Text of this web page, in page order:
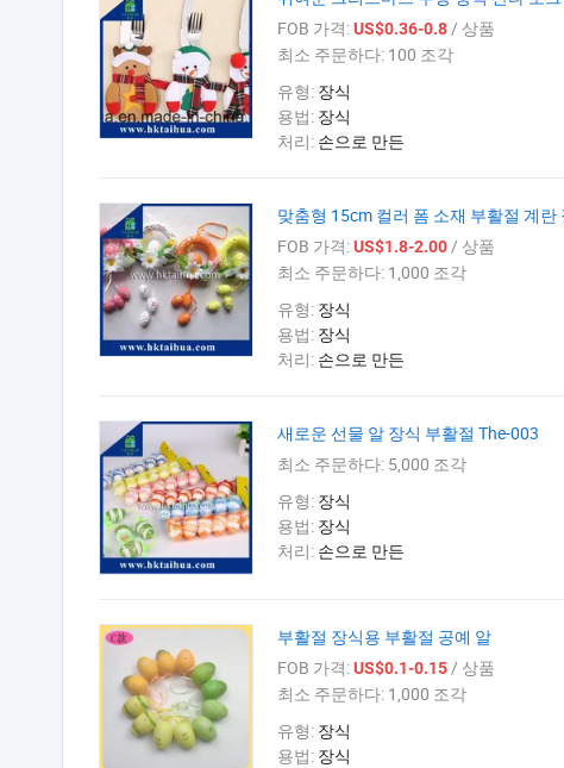
FOB 가격:US$0.36-0.8/ 상품
최소 주문하다: 100 조각
유형: 장식
용법: 장식
처리: 손으로 만든
맞춤형 15cm 컬러 폼 소재 부활절 계란
FOB 가격:US$1.8-2.00/ 상품
최소 주문하다: 1,000 조각
유형: 장식
용법: 장식
처리: 손으로 만든
새로운 선물 알 장식 부활절 The-003
최소 주문하다: 5,000 조각
유형: 장식
용법: 장식
처리: 손으로 만든
부활절 장식용 부활절 공예 알
FOB 가격:US$0.1-0.15/ 상품
최소 주문하다: 1,000 조각
유형: 장식
용법: 장식